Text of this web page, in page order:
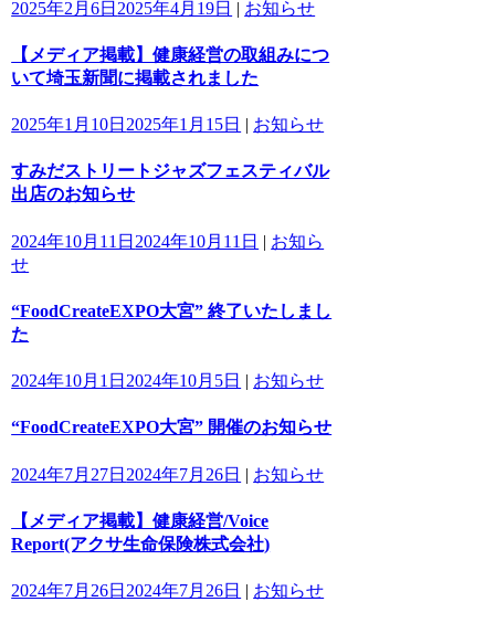
2025年2月6日 2025年4月19日 | お知らせ
【メディア掲載】健康経営の取組みにつ
いて埼玉新聞に掲載されました
2025年1月10日 2025年1月15日 | お知らせ
すみだストリートジャズフェスティバル
出店のお知らせ
2024年10月11日 2024年10月11日 | お知ら
せ
“FoodCreateEXPO大宮” 終了いたしまし
た
2024年10月1日 2024年10月5日 | お知らせ
“FoodCreateEXPO大宮” 開催のお知らせ
2024年7月27日 2024年7月26日 | お知らせ
【メディア掲載】健康経営/Voice
Report(アクサ生命保険株式会社)
2024年7月26日 2024年7月26日 | お知らせ